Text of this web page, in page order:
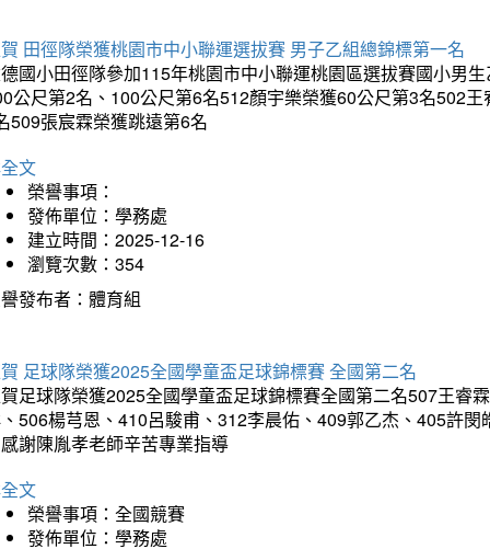
田徑隊榮獲桃園市中小聯運選拔賽 男子乙組總錦標第一名
國小田徑隊參加115年桃園市中小聯運桃園區選拔賽國小男
公尺第2名、100公尺第6名512顏宇樂榮獲60公尺第3名502
509張宸霖榮獲跳遠第6名
文
榮譽事項：
發佈單位：學務處
建立時間：2025-12-16
瀏覽次數：354
發布者：體育組
足球隊榮獲2025全國學童盃足球錦標賽 全國第二名
足球隊榮獲2025全國學童盃足球錦標賽全國第二名507王睿
506楊芎恩、410呂駿甫、312李晨佑、409郭乙杰、405許
謝陳胤孝老師辛苦專業指導
文
榮譽事項：全國競賽
發佈單位：學務處